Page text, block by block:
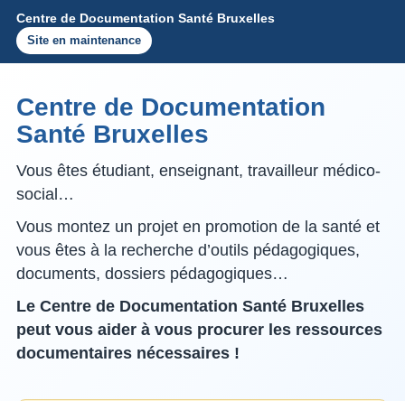
Centre de Documentation Santé Bruxelles
Site en maintenance
Centre de Documentation
Santé Bruxelles
Vous êtes étudiant, enseignant, travailleur médico-
social…
Vous montez un projet en promotion de la santé et
vous êtes à la recherche d’outils pédagogiques,
documents, dossiers pédagogiques…
Le Centre de Documentation Santé Bruxelles
peut vous aider à vous procurer les ressources
documentaires nécessaires !